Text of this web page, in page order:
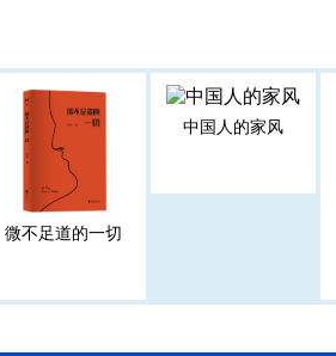
微不足道的一切
中国人的家风